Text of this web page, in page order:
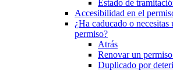
Estado de
Accesibilidad en el
¿Ha caducado o necesitas
permiso?
Atrás
Renovar un
Duplicado por